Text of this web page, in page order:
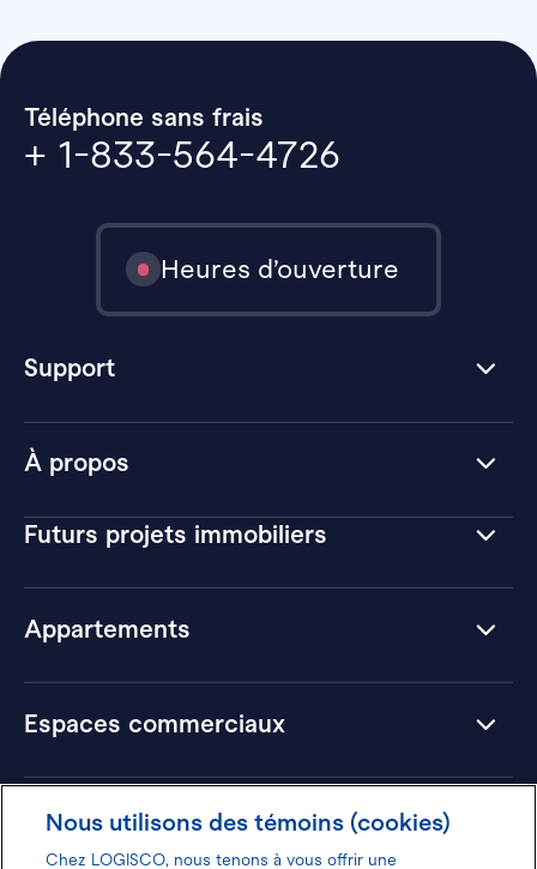
À propos
Futurs projets immobiliers
Appartements
Espaces commerciaux
Hôtels
Téléphone sans frais
+ 1-833-564-4726
Heures d’ouverture
Support
Nous utilisons des témoins (cookies)
Chez LOGISCO, nous tenons à vous offrir une